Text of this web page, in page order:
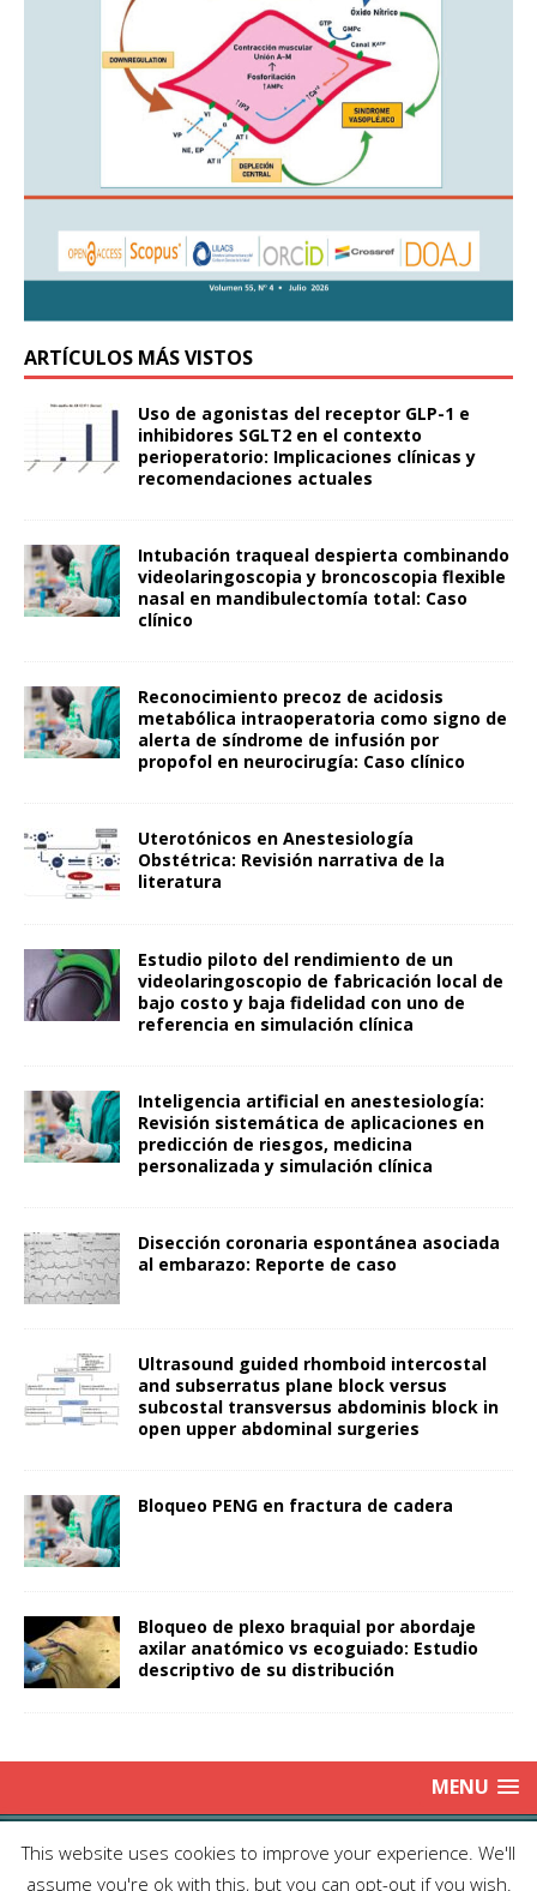
ARTÍCULOS MÁS VISTOS
Uso de agonistas del receptor GLP-1 e
inhibidores SGLT2 en el contexto
perioperatorio: Implicaciones clínicas y
recomendaciones actuales
Intubación traqueal despierta combinando
videolaringoscopia y broncoscopia flexible
nasal en mandibulectomía total: Caso
clínico
Reconocimiento precoz de acidosis
metabólica intraoperatoria como signo de
alerta de síndrome de infusión por
propofol en neurocirugía: Caso clínico
Uterotónicos en Anestesiología
Obstétrica: Revisión narrativa de la
literatura
Estudio piloto del rendimiento de un
videolaringoscopio de fabricación local de
bajo costo y baja fidelidad con uno de
referencia en simulación clínica
Inteligencia artificial en anestesiología:
Revisión sistemática de aplicaciones en
predicción de riesgos, medicina
personalizada y simulación clínica
Disección coronaria espontánea asociada
al embarazo: Reporte de caso
Ultrasound guided rhomboid intercostal
and subserratus plane block versus
subcostal transversus abdominis block in
open upper abdominal surgeries
Bloqueo PENG en fractura de cadera
Bloqueo de plexo braquial por abordaje
axilar anatómico vs ecoguiado: Estudio
descriptivo de su distribución
MENU
Copyright © 2025 | Publicación Oficial de la Sociedad de Médicos
Anestesiólogos de Chile| Enviar Email
| Producción: Editorial Iku
This website uses cookies to improve your experience. We'll
assume you're ok with this, but you can opt-out if you wish.